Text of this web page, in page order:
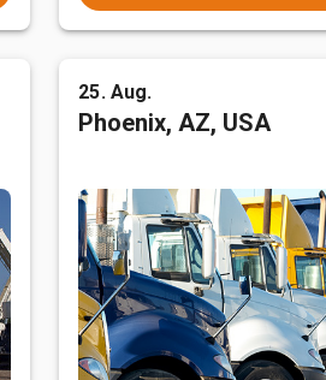
25. Aug.
Phoenix, AZ, USA